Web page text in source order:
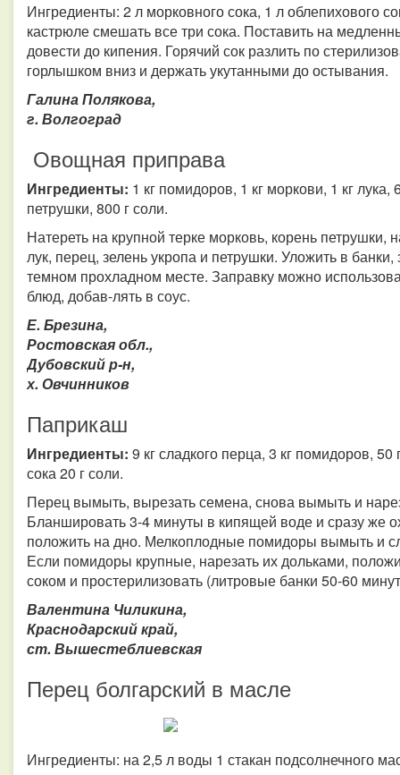
Ингредиенты: 2 л морковного сока, 1 л облепихового
кастрюле смешать все три сока. Поставить на
довести до кипения. Горячий сок разлить по
горлышком вниз и держать укутанными до остывания.
Галина Полякова,
г. Волгоград
Овощная приправа
Ингредиенты: 1 кг помидоров, 1 кг моркови, 1 кг лука,
петрушки, 800 г соли.
Натереть на крупной терке морковь, корень
лук, перец, зелень укропа и петрушки. Уложить в
темном прохладном месте. Заправку можно
блюд, добав-лять в соус.
Е. Брезина,
Ростовская обл.,
Дубовский р-н,
х. Овчинников
Паприкаш
Ингредиенты: 9 кг сладкого перца, 3 кг помидоров,
сока 20 г соли.
Перец вымыть, вырезать семена, снова вымыть и
Бланшировать 3-4 минуты в кипящей воде и сразу же
положить на дно. Мелкоплодные помидоры вымыть и
Если помидоры крупные, нарезать их дольками,
соком и простерилизовать (литровые банки 50-60
Валентина Чиликина,
Краснодарский край,
ст. Вышестеблиевская
Перец болгарский в масле
Ингредиенты: на 2,5 л воды 1 стакан подсолнечного